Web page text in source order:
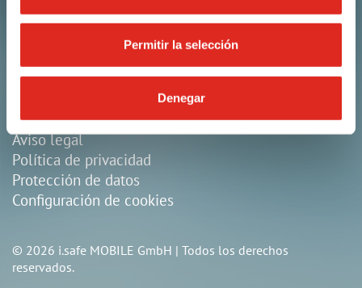
Permitir la selección
Denegar
+49 9343 60148-0
info@isafe-mobile.com
Cgc
Aviso legal
Política de privacidad
Protección de datos
Configuración de cookies
© 2026 i.safe MOBILE GmbH | Todos los derechos
reservados.